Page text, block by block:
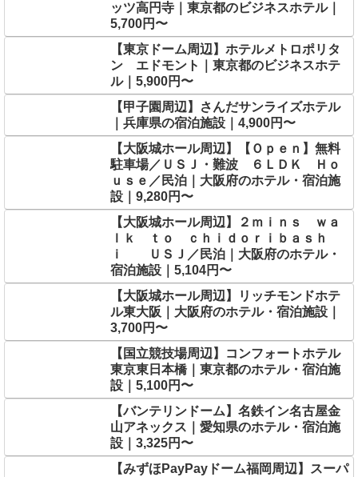
ッツ高円寺｜東京都のビジネスホテル｜
5,700円〜
【東京ドーム周辺】ホテルメトロポリタ
ン エドモント｜東京都のビジネスホテ
ル｜5,900円〜
【甲子園周辺】さんだサンライズホテル
｜兵庫県の宿泊施設｜4,900円〜
【大阪城ホール周辺】【Ｏｐｅｎ】無料
駐車場／ＵＳＪ・難波 ６ＬＤＫ Ｈｏ
ｕｓｅ／民泊｜大阪府のホテル・宿泊施
設｜9,280円〜
【大阪城ホール周辺】２ｍｉｎｓ ｗａ
ｌｋ ｔｏ ｃｈｉｄｏｒｉｂａｓｈ
ｉ ＵＳＪ／民泊｜大阪府のホテル・
宿泊施設｜5,104円〜
【大阪城ホール周辺】リッチモンドホテ
ル東大阪｜大阪府のホテル・宿泊施設｜
3,700円〜
【国立競技場周辺】コンフォートホテル
東京東日本橋｜東京都のホテル・宿泊施
設｜5,100円〜
【バンテリンドーム】名鉄イン名古屋金
山アネックス｜愛知県のホテル・宿泊施
設｜3,325円〜
【みずほPayPayドーム福岡周辺】スーパ